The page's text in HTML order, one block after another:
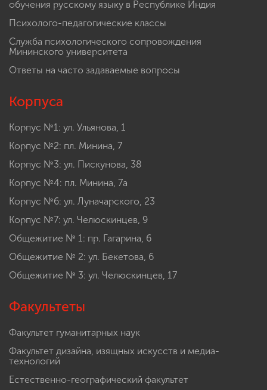
обучения русскому языку в Республике Индия
Психолого-педагогические классы
Служба психологического сопровождения
Мининского университета
Ответы на часто задаваемые вопросы
Корпуса
Корпус №1: ул. Ульянова, 1
Корпус №2: пл. Минина, 7
Корпус №3: ул. Пискунова, 38
Корпус №4: пл. Минина, 7а
Корпус №6: ул. Луначарского, 23
Корпус №7: ул. Челюскинцев, 9
Общежитие № 1: пр. Гагарина, 6
Общежитие № 2: ул. Бекетова, 6
Общежитие № 3: ул. Челюскинцев, 17
Факультеты
Факультет гуманитарных наук
Факультет дизайна, изящных искусств и медиа-
технологий
Естественно-географический факультет